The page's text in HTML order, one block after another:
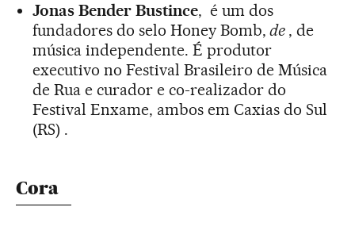
Jonas Bender Bustince, é um dos
fundadores do selo Honey Bomb, de , de
música independente. É produtor
executivo no Festival Brasileiro de Música
de Rua e curador e co-realizador do
Festival Enxame, ambos em Caxias do Sul
(RS) .
Cora